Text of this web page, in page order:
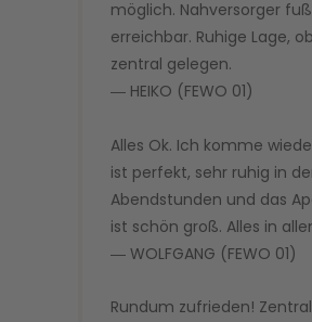
möglich. Nahversorger
erreichbar. Ruhige Lage,
zentral gelegen.
― HEIKO (FEWO 01)
Alles Ok. Ich komme
ist perfekt, sehr ruhig in
Abendstunden und das
ist schön groß. Alles in
― WOLFGANG (FEWO 01)
Rundum zufrieden!